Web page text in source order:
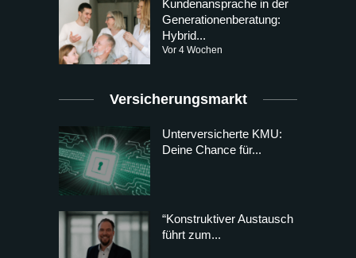
Kundenansprache in der
Generationenberatung:
Hybrid...
Vor 4 Wochen
Versicherungsmarkt
Unterversicherte KMU:
Deine Chance für...
“Konstruktiver Austausch
führt zum...